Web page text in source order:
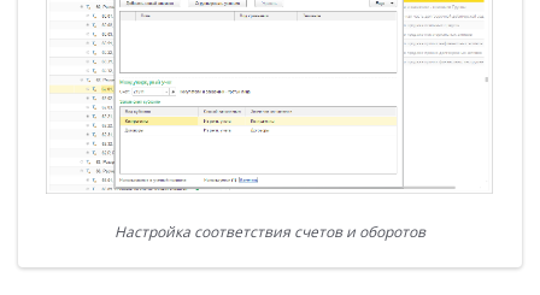
Настройка соответствия счетов и оборотов